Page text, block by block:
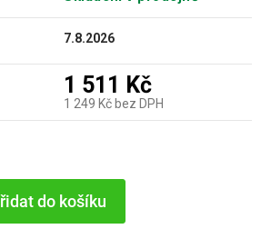
do košíku
7.8.2026
1 511 Kč
1 249 Kč bez DPH
cena: